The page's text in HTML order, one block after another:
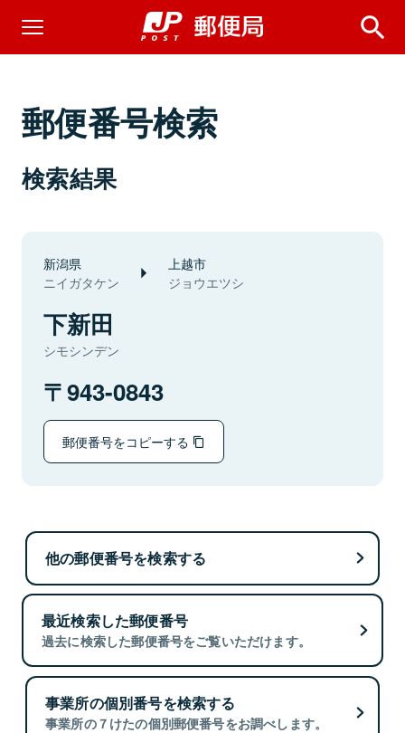
郵便番号検索
検索結果
新潟県
ニイガタケン
上越市
ジョウエツシ
下新田
シモシンデン
943-0843
郵便番号をコピーする
他の郵便番号を検索する
最近検索した郵便番号
過去に検索した郵便番号をご覧いただけます。
事業所の個別番号を検索する
事業所の７けたの個別郵便番号をお調べします。